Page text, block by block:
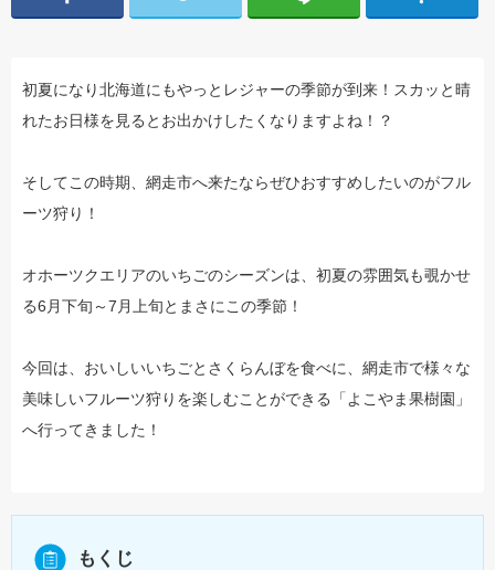
初夏になり北海道にもやっとレジャーの季節が到来！スカッと晴
れたお日様を見るとお出かけしたくなりますよね！？
そしてこの時期、網走市へ来たならぜひおすすめしたいのがフル
ーツ狩り！
オホーツクエリアのいちごのシーズンは、初夏の雰囲気も覗かせ
る6月下旬～7月上旬とまさにこの季節！
今回は、おいしいいちごとさくらんぼを食べに、網走市で様々な
美味しいフルーツ狩りを楽しむことができる「よこやま果樹園」
へ行ってきました！
もくじ